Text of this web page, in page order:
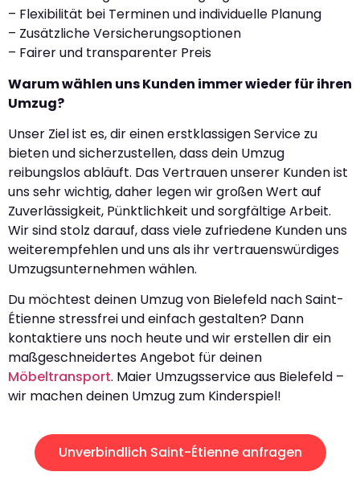
– Flexibilität bei Terminen und individuelle Planung
– Zusätzliche Versicherungsoptionen
– Fairer und transparenter Preis
Warum wählen uns Kunden immer wieder für ihren
Umzug?
Unser Ziel ist es, dir einen erstklassigen Service zu
bieten und sicherzustellen, dass dein Umzug
reibungslos abläuft. Das Vertrauen unserer Kunden ist
uns sehr wichtig, daher legen wir großen Wert auf
Zuverlässigkeit, Pünktlichkeit und sorgfältige Arbeit.
Wir sind stolz darauf, dass viele zufriedene Kunden uns
weiterempfehlen und uns als ihr vertrauenswürdiges
Umzugsunternehmen wählen.
Du möchtest deinen Umzug von Bielefeld nach Saint-
Étienne stressfrei und einfach gestalten? Dann
kontaktiere uns noch heute und wir erstellen dir ein
maßgeschneidertes Angebot für deinen
Möbeltransport. Maier Umzugsservice aus Bielefeld –
wir machen deinen Umzug zum Kinderspiel!
Unverbindlich Saint-Étienne anfragen